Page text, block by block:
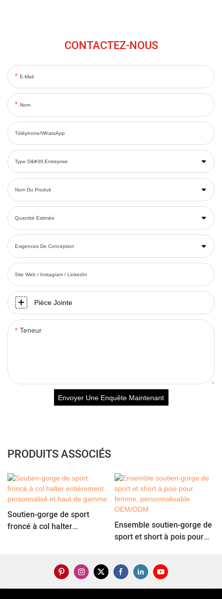
CONTACTEZ-NOUS
E-Mail
Nom
Téléphone/WhatsApp
Type D&#39;entreprise
Nom Du Produit
Quantité Estimée
Exigences De Conception
Site Web / Instagram / LinkedIn
Pièce Jointe
Teneur
Envoyer Une Enquête Maintenant
PRODUITS ASSOCIÉS
Soutien-gorge de sport
froncé à col halter
Ensemble soutien-gorge de
sport et short à pois pour